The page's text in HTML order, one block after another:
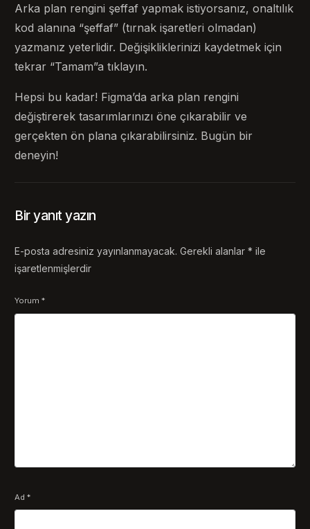
Arka plan rengini şeffaf yapmak istiyorsanız, onaltılık
kod alanına “şeffaf” (tırnak işaretleri olmadan)
yazmanız yeterlidir. Değişikliklerinizi kaydetmek için
tekrar “Tamam”a tıklayın.
Hepsi bu kadar! Figma’da arka plan rengini
değiştirerek tasarımlarınızı öne çıkarabilir ve
gerçekten ön plana çıkarabilirsiniz. Bugün bir
deneyin!
Bir yanıt yazın
E-posta adresiniz yayınlanmayacak. Gerekli alanlar* ile
işaretlenmişlerdir
Yorum*
Ad*